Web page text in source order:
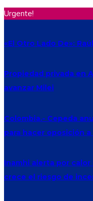
Urgente!
«El Otro Lado De»:
Propiedad privada en
avanzar Milei
Colombia.- Cepeda
para hacer oposición
Inamhi alerta por
crece el riesgo de